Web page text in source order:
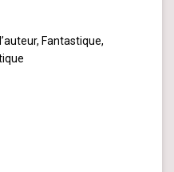
Fantastique,